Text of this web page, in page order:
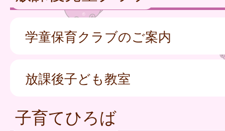
学童保育クラブのご案内
放課後子ども教室
子育てひろば